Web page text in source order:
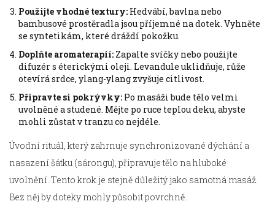
Použijte vhodné textury: Hedvábí, bavlna nebo
bambusové prostěradla jsou příjemné na dotek. Vyhněte
se syntetikám, které dráždí pokožku.
Doplňte aromaterapií: Zapalte svíčky nebo použijte
difuzér s éterickými oleji. Levandule uklidňuje, růže
otevírá srdce, ylang-ylang zvyšuje citlivost.
Připravte si pokrývky: Po masáži bude tělo velmi
uvolněné a studené. Mějte po ruce teplou deku, abyste
mohli zůstat v tranzu co nejdéle.
Úvodní rituál, který zahrnuje synchronizované dýchání a
nasazení šátku (sárongu), připravuje tělo na hluboké
uvolnění. Tento krok je stejně důležitý jako samotná masáž.
Bez něj by doteky mohly působit povrchně.